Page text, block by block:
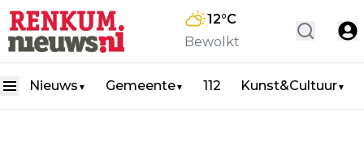
12°C
Bewolkt
Nieuws ▼ Gemeente▼ 112 Kunst&Cultuur▼